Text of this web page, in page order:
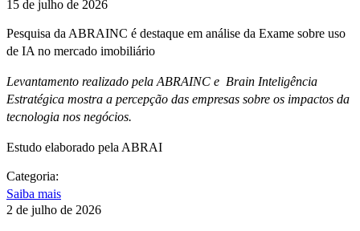
15 de julho de 2026
Pesquisa da ABRAINC é destaque em análise da Exame sobre uso
de IA no mercado imobiliário
Levantamento realizado pela ABRAINC e Brain Inteligência
Estratégica mostra a percepção das empresas sobre os impactos da
tecnologia nos negócios.
Estudo elaborado pela ABRAI
Categoria:
Saiba mais
2 de julho de 2026